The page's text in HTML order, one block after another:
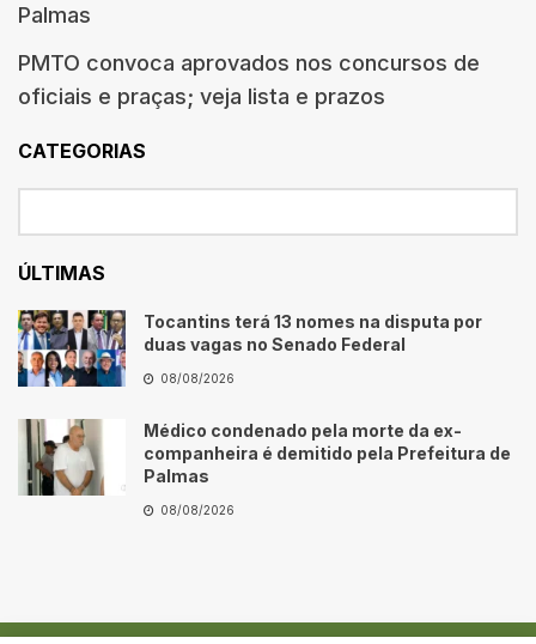
Palmas
PMTO convoca aprovados nos concursos de
oficiais e praças; veja lista e prazos
CATEGORIAS
ÚLTIMAS
Tocantins terá 13 nomes na disputa por
duas vagas no Senado Federal
08/08/2026
Médico condenado pela morte da ex-
companheira é demitido pela Prefeitura de
Palmas
08/08/2026